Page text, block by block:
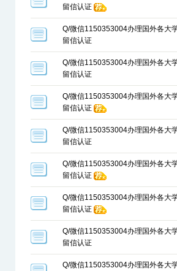
留信认证
Q/微信1150353004办理国外各大
留信认证
Q/微信1150353004办理国外各大
留信认证
Q/微信1150353004办理国外各大
留信认证
Q/微信1150353004办理国外各大
留信认证
Q/微信1150353004办理国外各大
留信认证
Q/微信1150353004办理国外各大
留信认证
Q/微信1150353004办理国外各大
留信认证
Q/微信1150353004办理国外各大